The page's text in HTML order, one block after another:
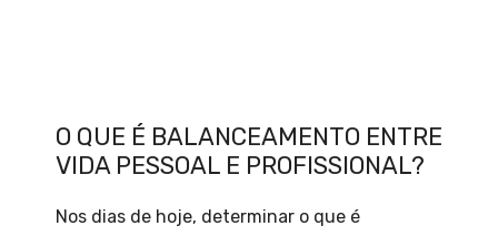
O QUE É BALANCEAMENTO ENTRE
VIDA PESSOAL E PROFISSIONAL?
Nos dias de hoje, determinar o que é